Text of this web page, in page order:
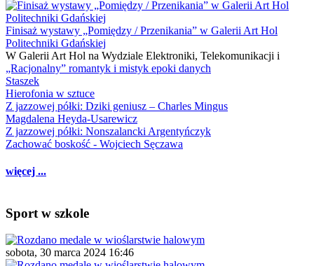
Finisaż wystawy „Pomiędzy / Przenikania” w Galerii Art Hol
Politechniki Gdańskiej
W Galerii Art Hol na Wydziale Elektroniki, Telekomunikacji i
„Racjonalny” romantyk i mistyk epoki danych
Staszek
Hierofonia w sztuce
Z jazzowej półki: Dziki geniusz – Charles Mingus
Magdalena Heyda-Usarewicz
Z jazzowej półki: Nonszalancki Argentyńczyk
Zachować boskość - Wojciech Sęczawa
więcej ...
Sport w szkole
sobota, 30 marca 2024 16:46